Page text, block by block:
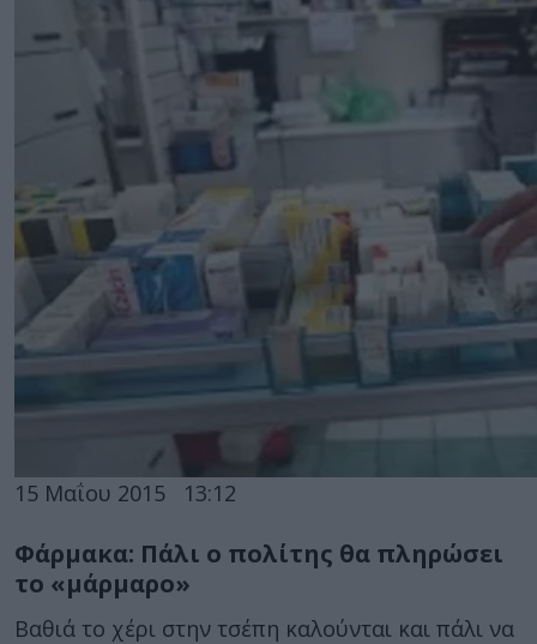
15 Μαΐου 2015 13:12
Φάρμακα: Πάλι ο πολίτης θα πληρώσει
το «μάρμαρο»
Βαθιά το χέρι στην τσέπη καλούνται και πάλι να